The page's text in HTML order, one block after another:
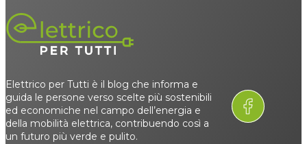
Elettrico per Tutti è il blog che informa e
guida le persone verso scelte più sostenibili
ed economiche nel campo dell’energia e
della mobilità elettrica, contribuendo così a
un futuro più verde e pulito.